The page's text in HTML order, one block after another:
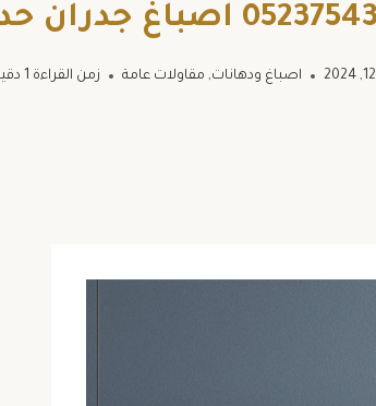
اصباغ ودهانات, مقاولات عامة زمن القراءة